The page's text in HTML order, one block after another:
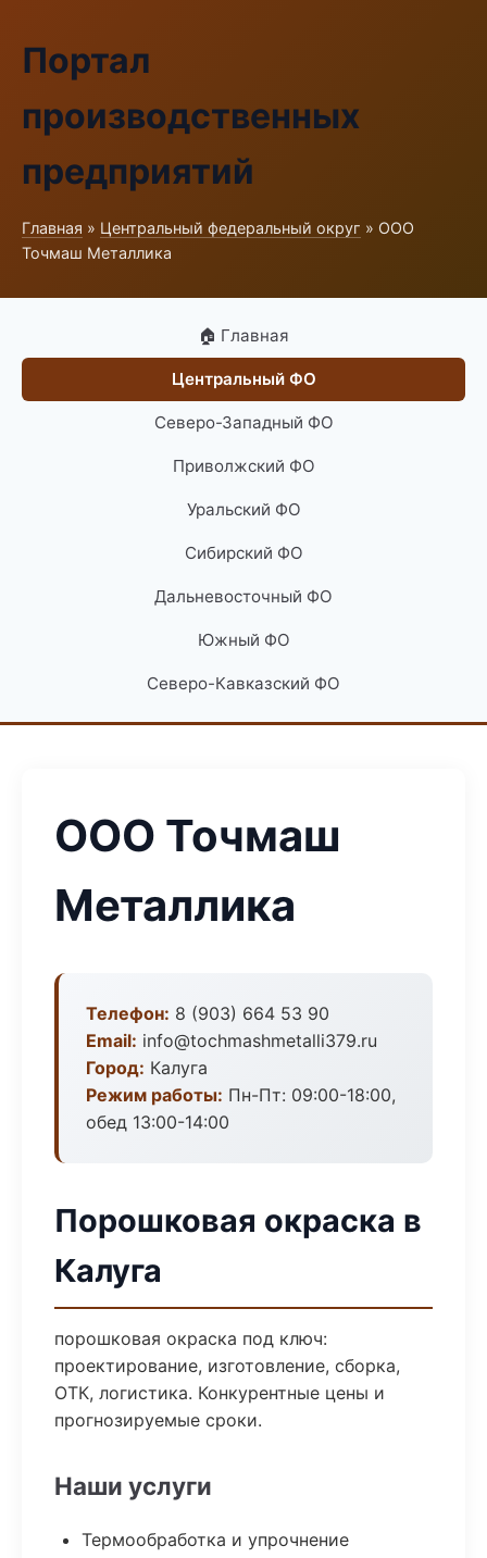
Портал
производственных
предприятий
Главная » Центральный федеральный округ » ООО
Точмаш Металлика
🏠 Главная
Центральный ФО
Северо-Западный ФО
Приволжский ФО
Уральский ФО
Сибирский ФО
Дальневосточный ФО
Южный ФО
Северо-Кавказский ФО
ООО Точмаш
Металлика
Телефон: 8 (903) 664 53 90
Email: info@tochmashmetalli379.ru
Город: Калуга
Режим работы: Пн-Пт: 09:00-18:00,
обед 13:00-14:00
Порошковая окраска в
Калуга
порошковая окраска под ключ:
проектирование, изготовление, сборка,
ОТК, логистика. Конкурентные цены и
прогнозируемые сроки.
Наши услуги
Термообработка и упрочнение